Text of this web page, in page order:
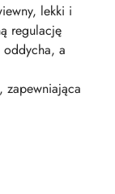
lekki i
regulację
oddycha, a
zapewniająca